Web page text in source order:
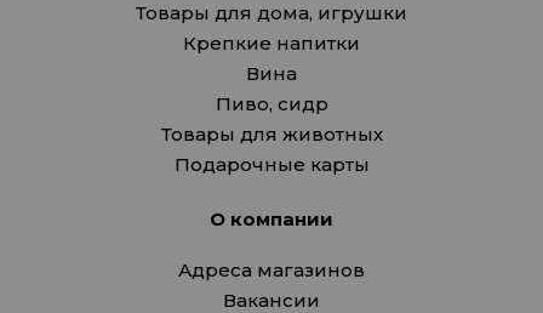
Товары для дома, игрушки
Крепкие напитки
Вина
Пиво, сидр
Товары для животных
Подарочные карты
О компании
Адреса магазинов
Вакансии